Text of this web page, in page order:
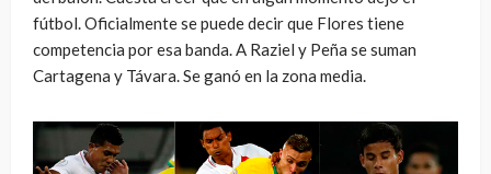
fútbol. Oficialmente se puede decir que Flores tiene
competencia por esa banda. A Raziel y Peña se suman
Cartagena y Távara. Se ganó en la zona media.